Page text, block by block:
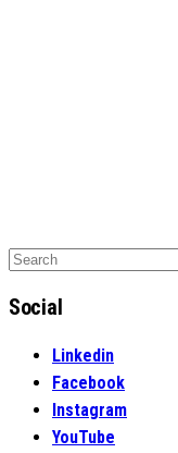
Search
Social
Linkedin
Facebook
Instagram
YouTube